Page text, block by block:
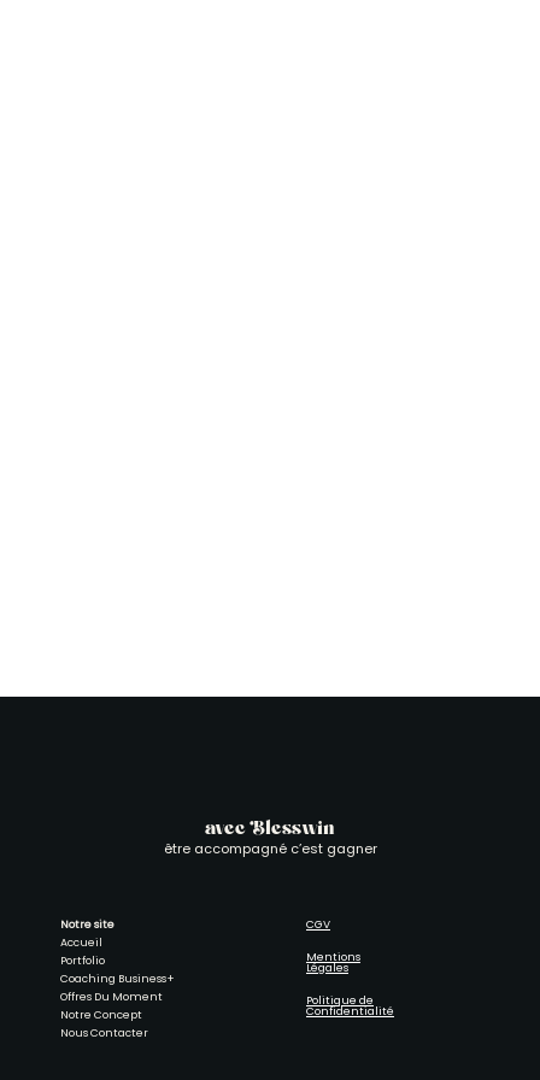
avec Blesswin
être accompagné c’est gagner
Notre site
Accueil
Portfolio
Coaching Business+
Offres Du Moment
Notre Concept
Nous Contacter
CGV
Mentions
Légales
Politique de
Confidentialité